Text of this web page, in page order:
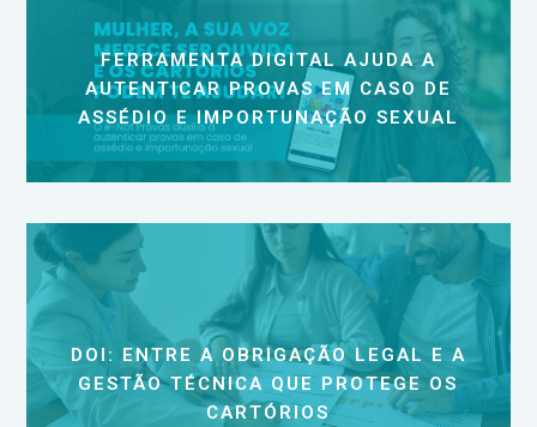
FERRAMENTA DIGITAL AJUDA A
AUTENTICAR PROVAS EM CASO DE
ASSÉDIO E IMPORTUNAÇÃO SEXUAL
DOI: ENTRE A OBRIGAÇÃO LEGAL E A
GESTÃO TÉCNICA QUE PROTEGE OS
CARTÓRIOS